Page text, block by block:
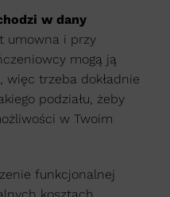
w dany
umowna i przy
mogą ją
trzeba dokładnie
podziału, żeby
w Twoim
funkcjonalnej